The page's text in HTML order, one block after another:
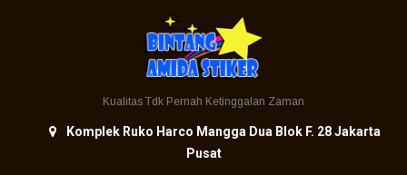
Kualitas Tdk Pernah Ketinggalan Zaman
Komplek Ruko Harco Mangga Dua Blok F. 28 Jakarta
Pusat